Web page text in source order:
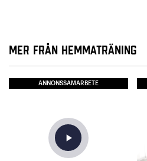
Mer från Hemmaträning
ANNONSSAMARBETE
play_arrow